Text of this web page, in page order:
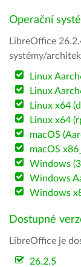
Operační
LibreOffice
systémy/
Linux
Linux
Linux x64
Linux x64
macOS
macOS
Windows
Windows
Windows
Dostupné
LibreOffice je
26.2.5